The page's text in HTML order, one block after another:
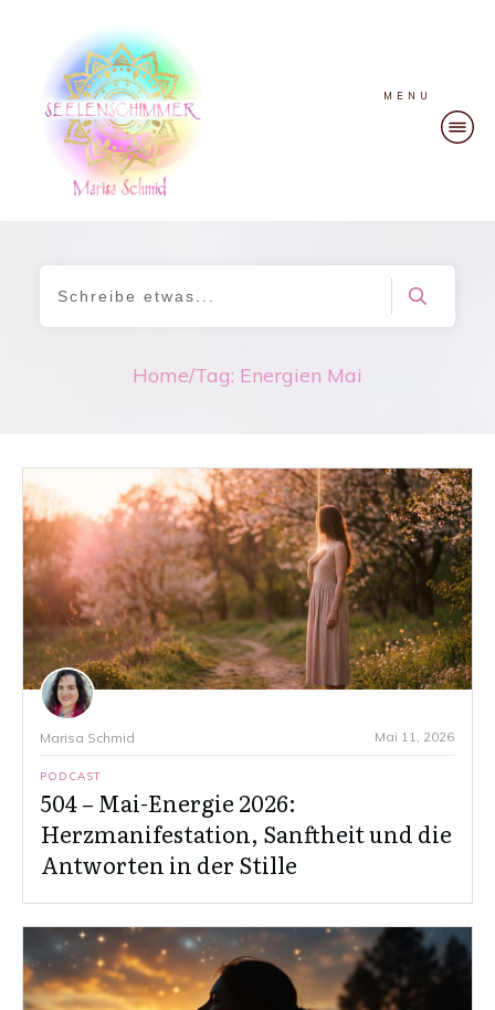
MENU
Home/Tag: Energien Mai
Marisa Schmid Mai 11, 2026
PODCAST
504 – Mai-Energie 2026:
Herzmanifestation, Sanftheit und die
Antworten in der Stille